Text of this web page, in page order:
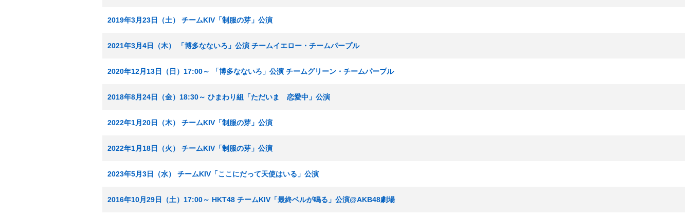
2019年3月23日（土） チームKIV「制服の芽」公演
2021年3月4日（木） 「博多なないろ」公演 チームイエロー・チームパープル
2020年12月13日（日）17:00～ 「博多なないろ」公演 チームグリーン・チームパープル
2018年8月24日（金）18:30～ ひまわり組「ただいま 恋愛中」公演
2022年1月20日（木） チームKIV「制服の芽」公演
2022年1月18日（火） チームKIV「制服の芽」公演
2023年5月3日（水） チームKIV「ここにだって天使はいる」公演
2016年10月29日（土）17:00～ HKT48 チームKIV「最終ベルが鳴る」公演@AKB48劇場